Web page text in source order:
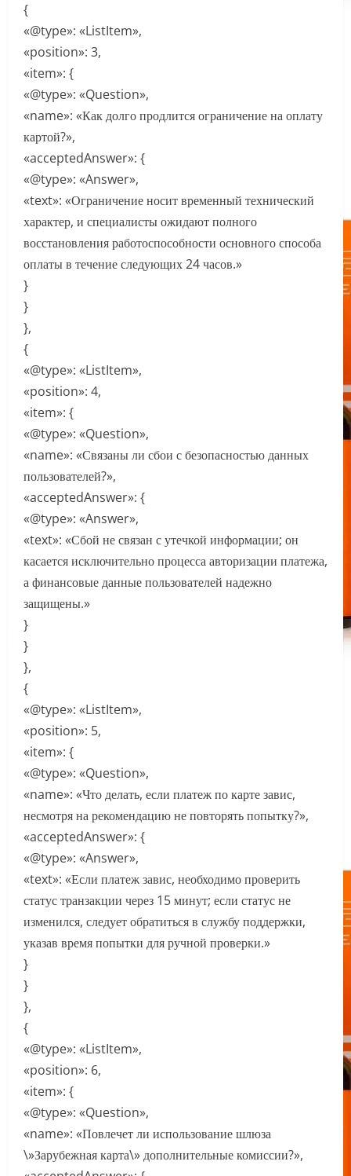
{
«@type»: «ListItem»,
«position»: 3,
«item»: {
«@type»: «Question»,
«name»: «Как долго продлится ограничение на оплату
картой?»,
«acceptedAnswer»: {
«@type»: «Answer»,
«text»: «Ограничение носит временный технический
характер, и специалисты ожидают полного
восстановления работоспособности основного способа
оплаты в течение следующих 24 часов.»
}
}
},
{
«@type»: «ListItem»,
«position»: 4,
«item»: {
«@type»: «Question»,
«name»: «Связаны ли сбои с безопасностью данных
пользователей?»,
«acceptedAnswer»: {
«@type»: «Answer»,
«text»: «Сбой не связан с утечкой информации; он
касается исключительно процесса авторизации платежа,
а финансовые данные пользователей надежно
защищены.»
}
}
},
{
«@type»: «ListItem»,
«position»: 5,
«item»: {
«@type»: «Question»,
«name»: «Что делать, если платеж по карте завис,
несмотря на рекомендацию не повторять попытку?»,
«acceptedAnswer»: {
«@type»: «Answer»,
«text»: «Если платеж завис, необходимо проверить
статус транзакции через 15 минут; если статус не
изменился, следует обратиться в службу поддержки,
указав время попытки для ручной проверки.»
}
}
},
{
«@type»: «ListItem»,
«position»: 6,
«item»: {
«@type»: «Question»,
«name»: «Повлечет ли использование шлюза
\»Зарубежная карта\» дополнительные комиссии?»,